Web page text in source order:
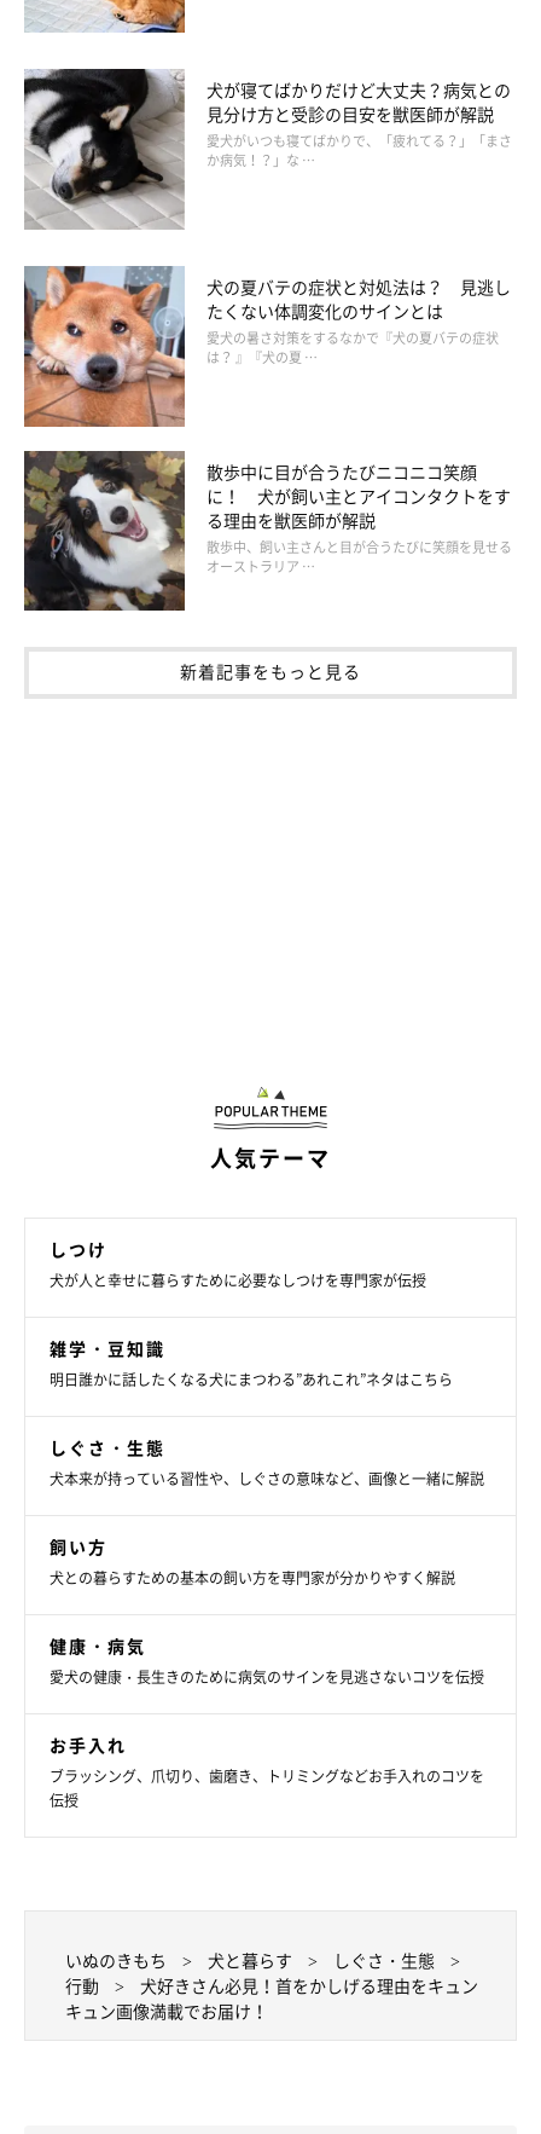
まだまだある！首をかしげた可愛い写真をご
紹介
いる状態です。そんなときは、指示やしつけにつなげるチャン
ス。おすわりやフセなどの指示を出して、できたらしっかり褒め
お外には興味があるものがいっぱい
犬が寝てばかりだけど大丈夫？病気との
見分け方と受診の目安を獣医師が解説
愛犬がいつも寝てばかりで、「疲れてる？」「まさ
か病気！？」な …
犬の夏バテの症状と対処法は？ 見逃し
たくない体調変化のサインとは
愛犬の暑さ対策をするなかで『犬の夏バテの症状
は？ 』『犬の夏 …
散歩中に目が合うたびニコニコ笑顔
に！ 犬が飼い主とアイコンタクトをす
る理由を獣医師が解説
散歩中、飼い主さんと目が合うたびに笑顔を見せる
オーストラリア …
新着記事をもっと見る
人気テーマ
しつけ
犬が人と幸せに暮らすために必要なしつけを専門家が伝授
雑学・豆知識
明日誰かに話したくなる犬にまつわる”あれこれ”ネタはこちら
しぐさ・生態
犬本来が持っている習性や、しぐさの意味など、画像と一緒に解説
飼い方
犬との暮らすための基本の飼い方を専門家が分かりやすく解説
健康・病気
愛犬の健康・長生きのために病気のサインを見逃さないコツを伝授
お手入れ
ブラッシング、爪切り、歯磨き、トリミングなどお手入れのコツを
伝授
いぬのきもち 犬と暮らす
しぐさ・生態
行動
犬好きさん必見！首をかしげる理由をキュン
キュン画像満載でお届け！